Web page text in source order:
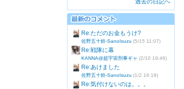
過去の日記へ
Re:ただのお金もうけ?
佐野五十鈴-SanoIsuzu (5/15 11:07)
Re:戦隊に幕
KANNA@超宇宙刑事ギャ (2/10 19:46)
Re:あけました
佐野五十鈴-SanoIsuzu (1/2 16:19)
Re:気付けないのは。。。